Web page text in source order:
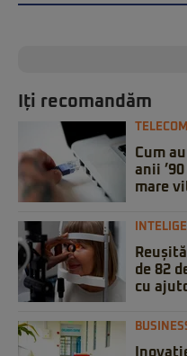
Iți recomandăm
Cum
anii
mare
de 82
cu